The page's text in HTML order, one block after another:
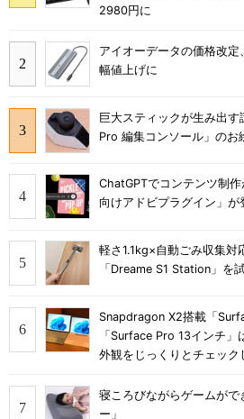
2980円に
アイオーデータの価格改
幅値上げに
巨大スティックが生み出
Pro 編集コンソール」のお
ChatGPTでコンテンツ制
向けアドビプラグイン」が
軽さ1.1kg×自動ごみ収集
「Dreame S1 Station」
Snapdragon X2搭載「
「Surface Pro 13インチ
外観をじっくりとチェック
寝ころびながらゲームがで
ー」